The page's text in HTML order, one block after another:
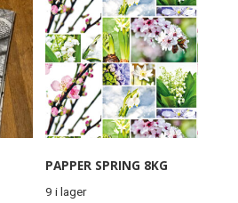
PAPPER SPRING 8KG
9 i lager